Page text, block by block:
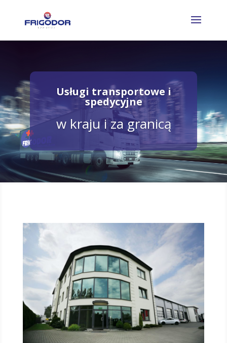
Usługi transportowe i
spedycyjne
w kraju i za granicą